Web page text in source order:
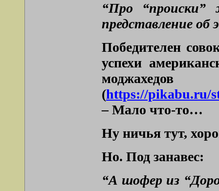
“Про “происки”
представление об
Победителен
успехи
(https://pikabu.ru/
– Мало что-то…
Ну ничья тут,
Но. Под занавес:
“А шофер из